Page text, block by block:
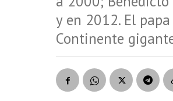
y en 2012. El
Continente